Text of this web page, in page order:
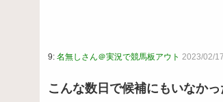
9: 名無しさん＠実況で競馬板アウト 2023/02/
こんな数日で候補にもいなか